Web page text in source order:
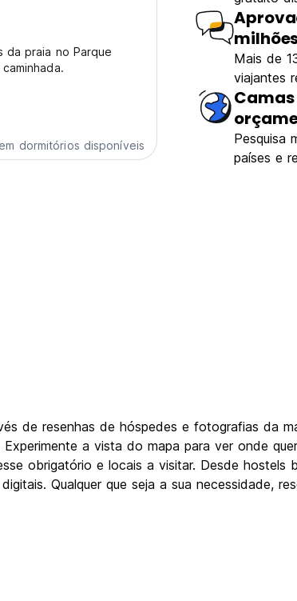
da praia no Parque
dormitórios disponíveis
Mais de
viajantes
Pesquisa
países e
de resenhas de hóspedes e fotografias da
a vista do mapa para ver onde
obrigatório e locais a visitar. Desde hostels
Qualquer que seja a sua necessidade,